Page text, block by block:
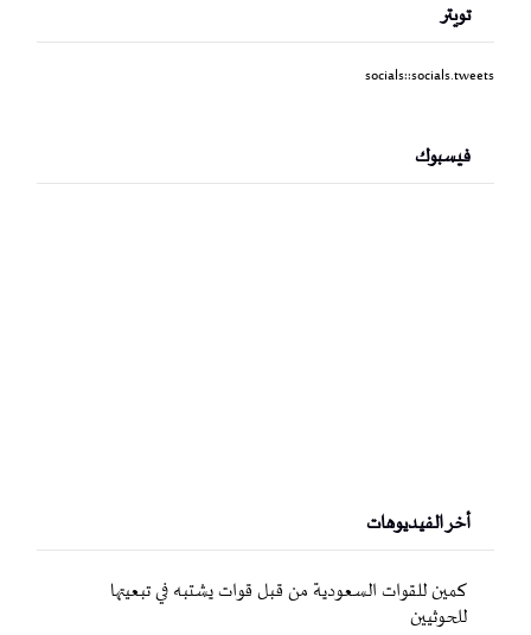
تويتر
socials::socials.tweets
فيسبوك
أخر الفيديوهات
كمين للقوات السعودية من قبل قوات يشتبه في تبعيتها
للحوثيين